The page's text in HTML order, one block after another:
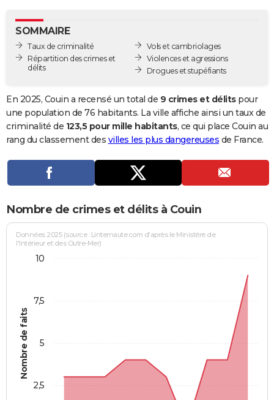
GUIDES D'ACHAT
BONS PLANS
Carte de Noël
Carte Bonne année
Carte Saint-Valentin
Carte Pâques
Carte d'anniversaire
DICTIONNAIRE
Dictionnaire
Biographies
Citations
Expressions
Proverbes
PROGRAMME TV
COPAINS D'AVANT
S'inscrire
Se connecter
Lycées
Collèges
Primaires
Universités
Entreprises
Service militaire
Avis de recherche
AVIS DE DÉCÈS
FORUM
Bricolage
Lifestyle
Culture
Sport
Auto
Television
Voyage
Cinema
SOMMAIRE
Taux de criminalité
Répartition des crimes et
délits
Vols et cambriolages
Violences et agressions
Drogues et stupéfiants
En 2025, Couin a recensé un total de 9 crimes et délitspour
une population de 76 habitants. La ville affiche ainsi un taux de
criminalité de 123,5 pour mille habitants, ce qui place Couin au
rang du classement des villes les plus dangereuses de France.
Nombre de crimes et délits à Couin
Nombre de faits
Données 2025 (source : Linternaute.com d'après le Ministère de
l'Intérieur et des Outre-Mer)
2,5
5
7,5
10